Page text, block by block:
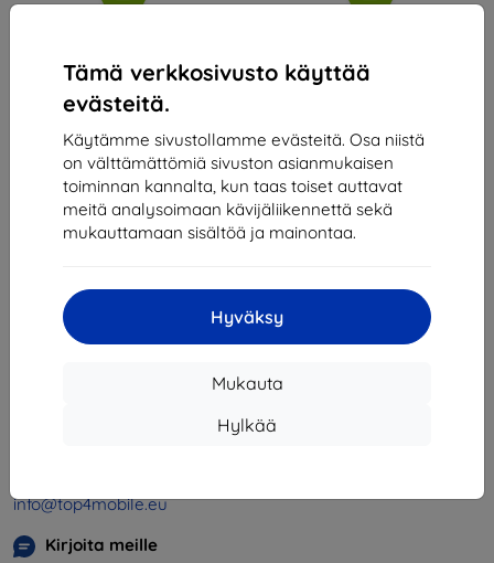
Tämä verkkosivusto käyttää
evästeitä.
Käytämme sivustollamme evästeitä. Osa niistä
on välttämättömiä sivuston asianmukaisen
toiminnan kannalta, kun taas toiset auttavat
meitä analysoimaan kävijäliikennettä sekä
mukauttamaan sisältöä ja mainontaa.
Hyväksy
Mukauta
Hylkää
yhteensä .
«
Shield-SK s.r.o.
SK2023549671
info@top4mobile.eu
Kirjoita meille